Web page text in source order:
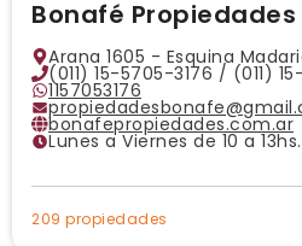
Bonafé Propiedades
Arana 1605 - Esquina
(011) 15-5705-3176 / (011)
1157053176
bonafepropiedades.com.ar
Lunes a Viernes de 10 a
209 propiedades